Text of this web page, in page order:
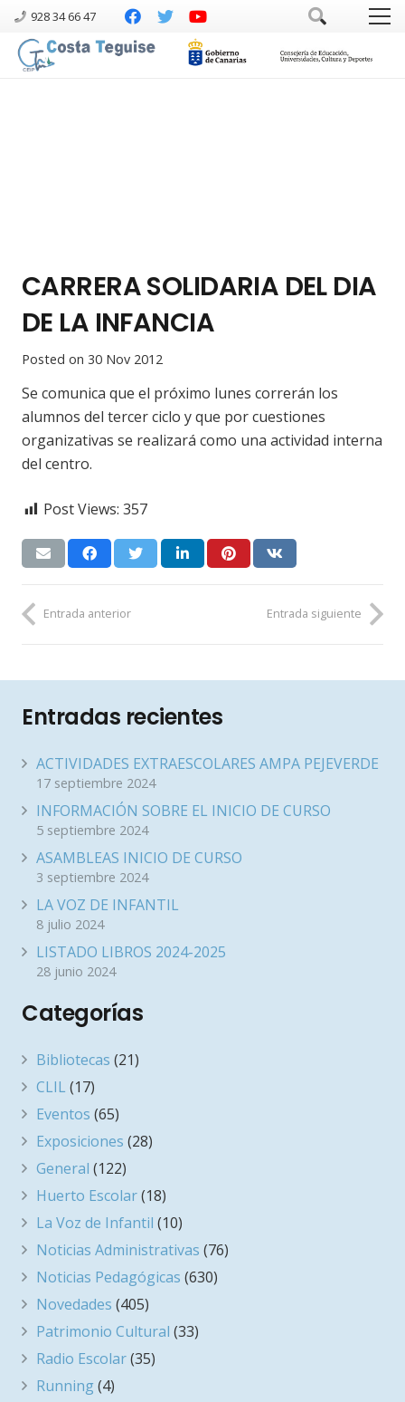
928 34 66 47
CARRERA SOLIDARIA DEL DIA
DE LA INFANCIA
Posted on 30 Nov 2012
Se comunica que el próximo lunes correrán los
alumnos del tercer ciclo y que por cuestiones
organizativas se realizará como una actividad interna
del centro.
Post Views: 357
Entrada anterior Entrada siguiente
Entradas recientes
ACTIVIDADES EXTRAESCOLARES AMPA PEJEVERDE
17 septiembre 2024
INFORMACIÓN SOBRE EL INICIO DE CURSO
5 septiembre 2024
ASAMBLEAS INICIO DE CURSO
3 septiembre 2024
LA VOZ DE INFANTIL
8 julio 2024
LISTADO LIBROS 2024-2025
28 junio 2024
Categorías
Bibliotecas (21)
CLIL (17)
Eventos (65)
Exposiciones (28)
General (122)
Huerto Escolar(18)
La Voz de Infantil (10)
Noticias Administrativas (76)
Noticias Pedagógicas (630)
Novedades (405)
Patrimonio Cultural (33)
Radio Escolar(35)
Running(4)